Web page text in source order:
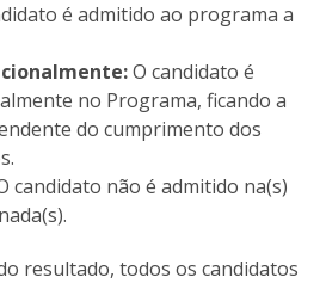
é admitido ao programa a
O candidato é
no Programa, ficando a
do cumprimento dos
candidato não é admitido na(s)
resultado, todos os candidatos